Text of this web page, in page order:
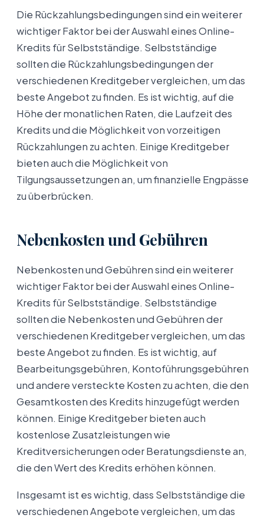
Die Rückzahlungsbedingungen sind ein weiterer
wichtiger Faktor bei der Auswahl eines Online-
Kredits für Selbstständige. Selbstständige
sollten die Rückzahlungsbedingungen der
verschiedenen Kreditgeber vergleichen, um das
beste Angebot zu finden. Es ist wichtig, auf die
Höhe der monatlichen Raten, die Laufzeit des
Kredits und die Möglichkeit von vorzeitigen
Rückzahlungen zu achten. Einige Kreditgeber
bieten auch die Möglichkeit von
Tilgungsaussetzungen an, um finanzielle Engpässe
zu überbrücken.
Nebenkosten und Gebühren
Nebenkosten und Gebühren sind ein weiterer
wichtiger Faktor bei der Auswahl eines Online-
Kredits für Selbstständige. Selbstständige
sollten die Nebenkosten und Gebühren der
verschiedenen Kreditgeber vergleichen, um das
beste Angebot zu finden. Es ist wichtig, auf
Bearbeitungsgebühren, Kontoführungsgebühren
und andere versteckte Kosten zu achten, die den
Gesamtkosten des Kredits hinzugefügt werden
können. Einige Kreditgeber bieten auch
kostenlose Zusatzleistungen wie
Kreditversicherungen oder Beratungsdienste an,
die den Wert des Kredits erhöhen können.
Insgesamt ist es wichtig, dass Selbstständige die
verschiedenen Angebote vergleichen, um das